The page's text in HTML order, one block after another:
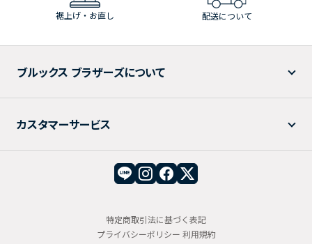
裾上げ・お直し 配送について
ブルックス ブラザーズについて
カスタマーサービス
特定商取引法に基づく表記
プライバシーポリシー 利用規約